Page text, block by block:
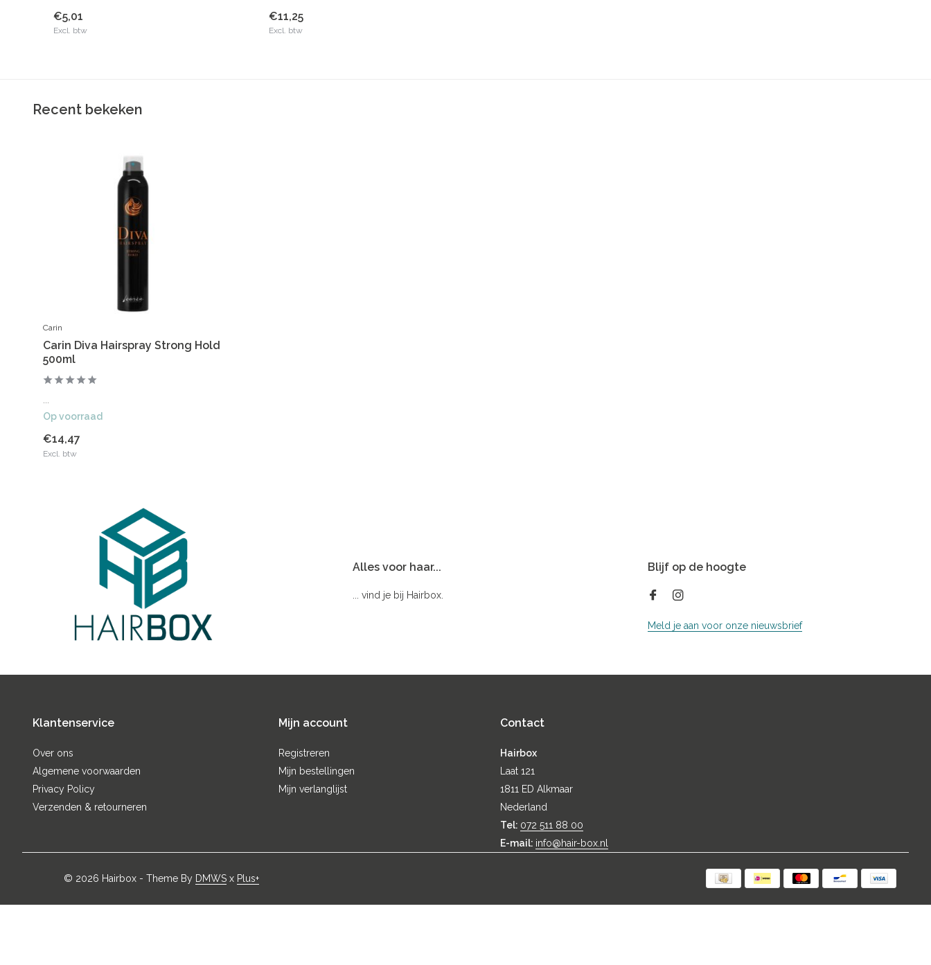
€5,01
Excl. btw
€11,25
Excl. btw
Recent bekeken
Carin
Carin Diva Hairspray Strong Hold
500ml
...
Op voorraad
€14,47
Excl. btw
Alles voor haar...
... vind je bij Hairbox.
Blijf op de hoogte
Meld je aan voor onze nieuwsbrief
Klantenservice
Over ons
Algemene voorwaarden
Privacy Policy
Verzenden & retourneren
Mijn account
Registreren
Mijn bestellingen
Mijn verlanglijst
Contact
Hairbox
Laat 121
1811 ED Alkmaar
Nederland
Tel: 072 511 88 00
E-mail: info@hair-box.nl
© 2026 Hairbox - Theme By DMWS x Plus+